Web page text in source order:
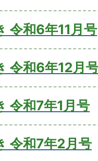
令和6年11月号
令和6年12月
令和7年1月号
令和7年2月号